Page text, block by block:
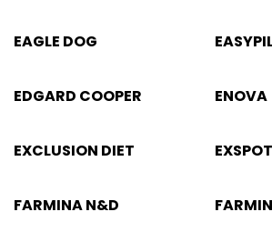
EAGLE DOG
EDGARD COOPER ENOVA
EXCLUSION DIET EXSPOT
FARMINA N&D